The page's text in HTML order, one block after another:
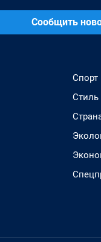
Сообщить
Спорт
Стиль